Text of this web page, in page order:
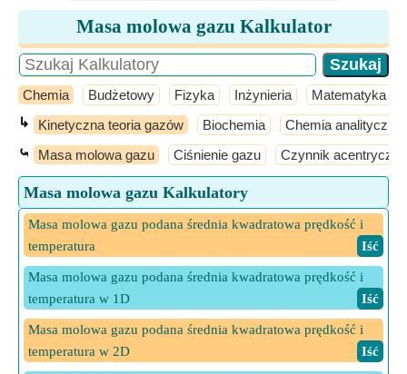
Masa molowa gazu Kalkulator
Chemia Budżetowy Fizyka Inżynieria Matematyka
↳ Kinetyczna teoria gazów Biochemia Chemia analityczna
⤿ Masa molowa gazu Ciśnienie gazu Czynnik acentryczny
Masa molowa gazu Kalkulatory
Masa molowa gazu podana średnia kwadratowa prędkość i
temperatura
​ Iść
Masa molowa gazu podana średnia kwadratowa prędkość i
temperatura w 1D
​ Iść
Masa molowa gazu podana średnia kwadratowa prędkość i
temperatura w 2D
​ Iść